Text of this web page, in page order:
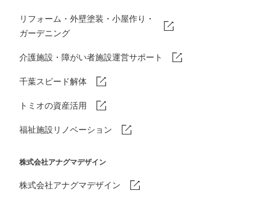
リフォーム・外壁塗装・小屋作り・
ガーデニング
介護施設・障がい者施設運営サポート
千葉スピード解体
トミオの資産活用
福祉施設リノベーション
株式会社アナグマデザイン
株式会社アナグマデザイン